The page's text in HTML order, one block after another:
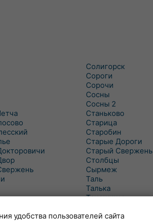
Солигорск
Сороги
Сорочи
Сосны
Сосны 2
Станьково
Старица
Старобин
Старые Дороги
Старый Свержень
Столбцы
Сырмеж
Таль
Талька
Танежицы
Турец-Бояры
удобства пользователей сайта